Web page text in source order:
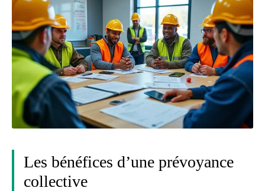
Les bénéfices d’une prévoyance
collective